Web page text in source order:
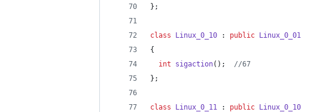
};
class Linux_0_10 : public
Linux_0_01
{
int
sigaction(); //67
};
class Linux_0_11 : public
Linux_0_10